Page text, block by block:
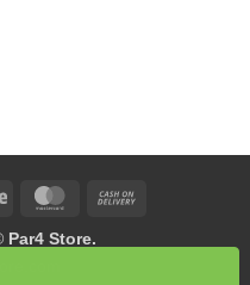
Stripe MasterCard
Delivery
Par4 Store.